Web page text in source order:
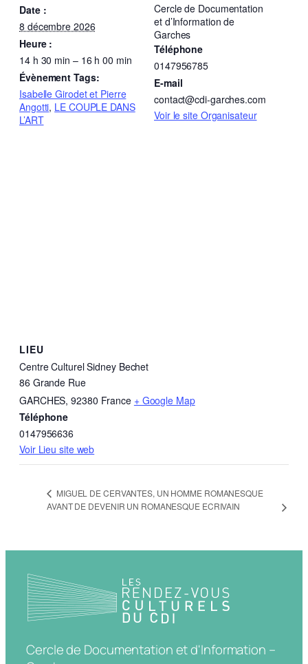
Date :
8 décembre 2026
Heure :
14 h 30 min – 16 h 00 min
Évènement Tags:
Isabelle Girodet et Pierre
Angotti, LE COUPLE DANS
L’ART
Cercle de Documentation
et d’Information de
Garches
Téléphone
0147956785
E-mail
contact@cdi-garches.com
Voir le site Organisateur
LIEU
Centre Culturel Sidney Bechet
86 Grande Rue
GARCHES, 92380 France + Google Map
Téléphone
0147956636
Voir Lieu site web
MIGUEL DE CERVANTES, UN HOMME ROMANESQUE
AVANT DE DEVENIR UN ROMANESQUE ECRIVAIN
Cercle de Documentation et d'Information –